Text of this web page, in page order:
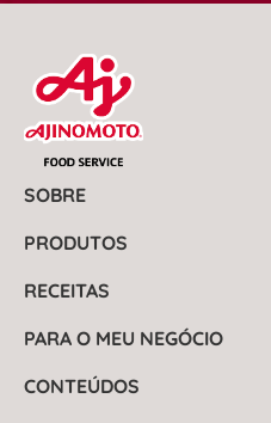
SOBRE
PRODUTOS
RECEITAS
PARA O MEU NEGÓCIO
CONTEÚDOS